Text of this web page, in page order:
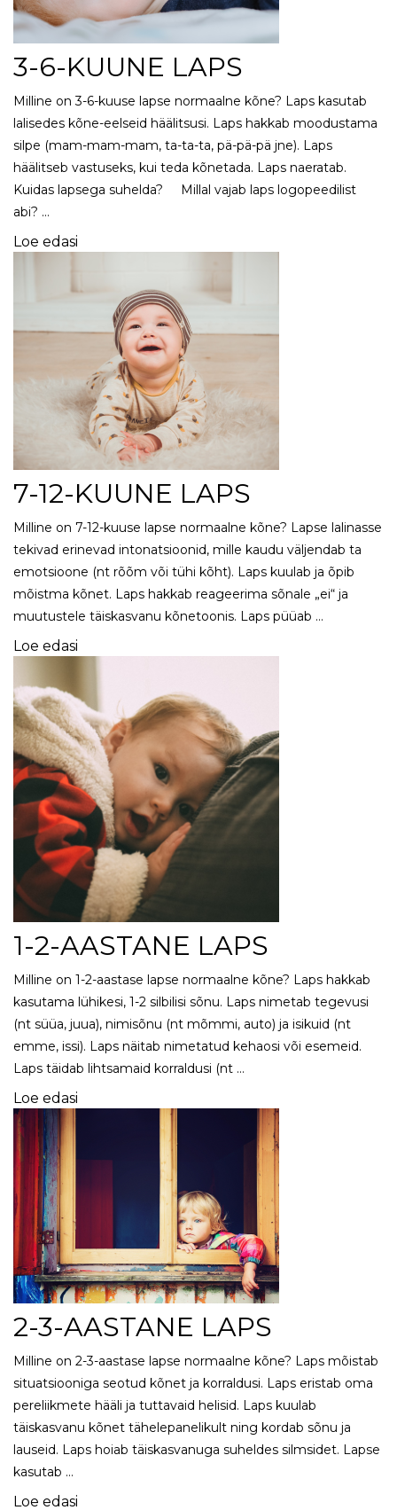
3-6-KUUNE LAPS
Milline on 3-6-kuuse lapse normaalne kõne? Laps kasutab
lalisedes kõne-eelseid häälitsusi. Laps hakkab moodustama
silpe (mam-mam-mam, ta-ta-ta, pä-pä-pä jne). Laps
häälitseb vastuseks, kui teda kõnetada. Laps naeratab.
Kuidas lapsega suhelda? Millal vajab laps logopeedilist
abi? …
Loe edasi
7-12-KUUNE LAPS
Milline on 7-12-kuuse lapse normaalne kõne? Lapse lalinasse
tekivad erinevad intonatsioonid, mille kaudu väljendab ta
emotsioone (nt rõõm või tühi kõht). Laps kuulab ja õpib
mõistma kõnet. Laps hakkab reageerima sõnale „ei“ ja
muutustele täiskasvanu kõnetoonis. Laps püüab …
Loe edasi
1-2-AASTANE LAPS
Milline on 1-2-aastase lapse normaalne kõne? Laps hakkab
kasutama lühikesi, 1-2 silbilisi sõnu. Laps nimetab tegevusi
(nt süüa, juua), nimisõnu (nt mõmmi, auto) ja isikuid (nt
emme, issi). Laps näitab nimetatud kehaosi või esemeid.
Laps täidab lihtsamaid korraldusi (nt …
Loe edasi
2-3-AASTANE LAPS
Milline on 2-3-aastase lapse normaalne kõne? Laps mõistab
situatsiooniga seotud kõnet ja korraldusi. Laps eristab oma
pereliikmete hääli ja tuttavaid helisid. Laps kuulab
täiskasvanu kõnet tähelepanelikult ning kordab sõnu ja
lauseid. Laps hoiab täiskasvanuga suheldes silmsidet. Lapse
kasutab …
Loe edasi